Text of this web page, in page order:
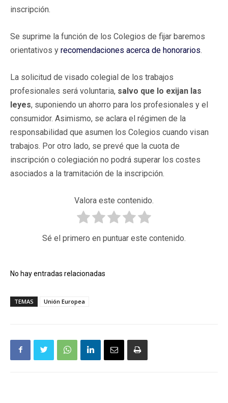
inscripción.
Se suprime la función de los Colegios de fijar baremos
orientativos y recomendaciones acerca de honorarios.
La solicitud de visado colegial de los trabajos
profesionales será voluntaria, salvo que lo exijan las
leyes, suponiendo un ahorro para los profesionales y el
consumidor. Asimismo, se aclara el régimen de la
responsabilidad que asumen los Colegios cuando visan
trabajos. Por otro lado, se prevé que la cuota de
inscripción o colegiación no podrá superar los costes
asociados a la tramitación de la inscripción.
Valora este contenido.
Sé el primero en puntuar este contenido.
No hay entradas relacionadas
TEMAS Unión Europea